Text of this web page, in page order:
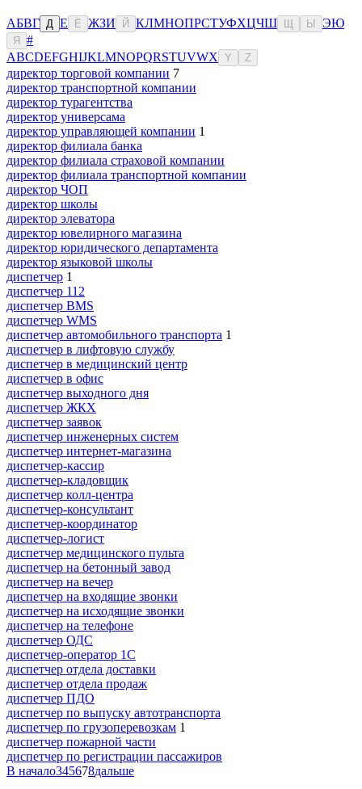
АБВГ Д Е Ё ЖЗИ Й КЛМНОПРСТУФХЦЧШ Ы ЭЮ
Я
#
ABCDEFGHIJKLMNOPQRSTUVWX Y Z
директор торговой компании 7
директор транспортной компании
директор турагентства
директор универсама
директор управляющей компании 1
директор филиала банка
директор филиала страховой компании
директор филиала транспортной компании
директор ЧОП
директор школы
директор элеватора
директор ювелирного магазина
директор юридического департамента
директор языковой школы
диспетчер 1
диспетчер 112
диспетчер BMS
диспетчер WMS
диспетчер автомобильного транспорта 1
диспетчер в лифтовую службу
диспетчер в медицинский центр
диспетчер в офис
диспетчер выходного дня
диспетчер ЖКХ
диспетчер заявок
диспетчер инженерных систем
диспетчер интернет-магазина
диспетчер-кассир
диспетчер-кладовщик
диспетчер колл-центра
диспетчер-консультант
диспетчер-координатор
диспетчер-логист
диспетчер медицинского пульта
диспетчер на бетонный завод
диспетчер на вечер
диспетчер на входящие звонки
диспетчер на исходящие звонки
диспетчер на телефоне
диспетчер ОДС
диспетчер-оператор 1С
диспетчер отдела доставки
диспетчер отдела продаж
диспетчер ПДО
диспетчер по выпуску автотранспорта
диспетчер по грузоперевозкам 1
диспетчер пожарной части
диспетчер по регистрации пассажиров
В начало345678дальше